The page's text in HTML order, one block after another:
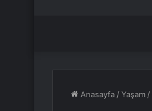
Anasayfa /Yaşam /